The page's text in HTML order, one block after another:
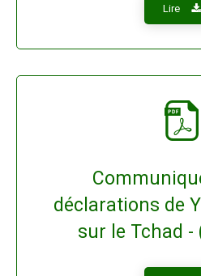
Lire
déclarations de
sur le Tchad -